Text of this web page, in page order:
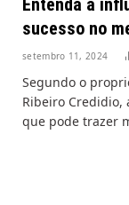
sucesso no
setembro 11, 2024
Segundo o
Ribeiro Credidio,
que pode trazer